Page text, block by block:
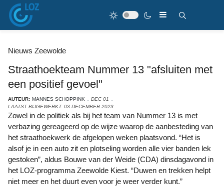
Nieuws Zeewolde
Straathoekteam Nummer 13 "afsluiten met
een positief gevoel"
AUTEUR: MANNES SCHOPPINK
DEC 01
LAATST BIJGEWERKT: 03 DECEMBER 2023
Zowel in de politiek als bij het team van Nummer 13 is met
verbazing gereageerd op de wijze waarop de aanbesteding van
het straathoekwerk de afgelopen weken plaatsvond. “Het is
alsof je in een auto zit en plotseling worden alle vier banden lek
gestoken”, aldus Bouwe van der Weide (CDA) dinsdagavond in
het LOZ-programma Zeewolde Kiest. “Duwen en trekken helpt
niet meer en het duurt even voor je weer verder kunt.”